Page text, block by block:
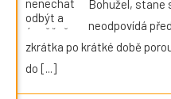
Bohužel, stane
neodpovídá
zkrátka po krátké době
do [...]